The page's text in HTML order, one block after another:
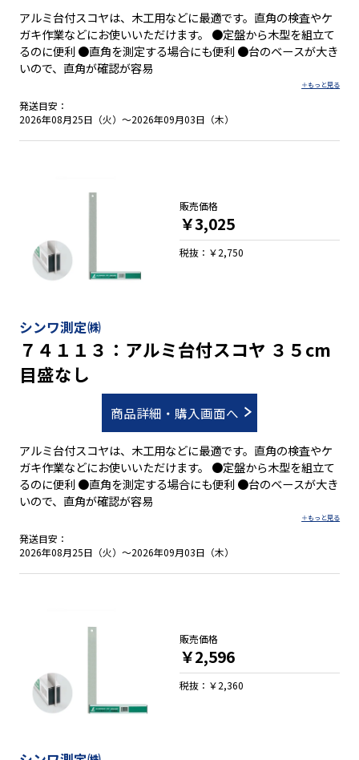
アルミ台付スコヤは、木工用などに最適です。直角の検査やケ
ガキ作業などにお使いいただけます。 ●定盤から木型を組立て
るのに便利 ●直角を測定する場合にも便利 ●台のベースが大き
いので、直角が確認が容易
発送目安：
2026年08月25日（火）～2026年09月03日（木）
シンワ測定㈱
７４１１３：アルミ台付スコヤ ３５cm
目盛なし
商品詳細・購入画面へ
アルミ台付スコヤは、木工用などに最適です。直角の検査やケ
ガキ作業などにお使いいただけます。 ●定盤から木型を組立て
るのに便利 ●直角を測定する場合にも便利 ●台のベースが大き
いので、直角が確認が容易
発送目安：
2026年08月25日（火）～2026年09月03日（木）
販売価格
￥3,025
税抜：￥2,750
販売価格
￥2,596
税抜：￥2,360